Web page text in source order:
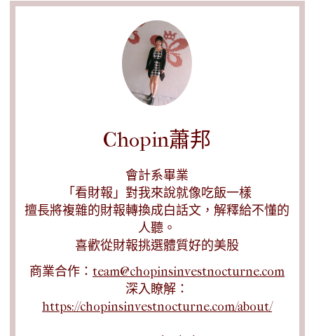
Chopin蕭邦
會計系畢業
「看財報」對我來說就像吃飯一樣
擅長將複雜的財報轉換成白話文，解釋給不懂的
人聽。
喜歡從財報挑選體質好的美股
商業合作： team@chopinsinvestnocturne.com
深入瞭解：
https://chopinsinvestnocturne.com/about/